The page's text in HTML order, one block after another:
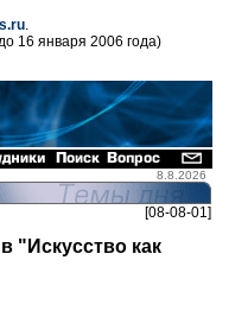
.
16 января 2006 года)
8.8.2026
[08-08-01]
"Искусство как